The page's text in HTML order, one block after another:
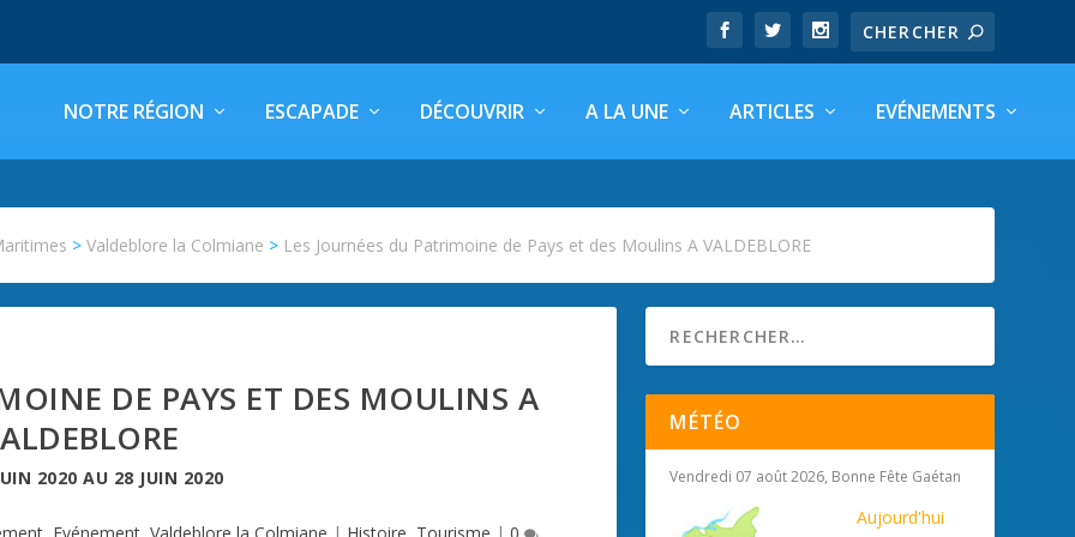
NOTRE RÉGION ESCAPADE DÉCOUVRIR A LA UNE ARTICLES EVÉNEMENTS
>Valdeblore la Colmiane > Les Journées du Patrimoine de Pays et des Moulins A VALDEBLORE
DE PAYS ET DES MOULINS A
2020 AU 28 JUIN 2020
MÉTÉO
Vendredi 07 août 2026, Bonne Fête Gaétan
Aujourd'hui